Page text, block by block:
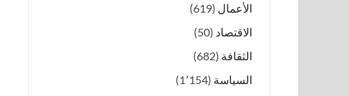
الأعمال (619)
الاقتصاد (50)
الثقافة (682)
السياسة (1٬154)